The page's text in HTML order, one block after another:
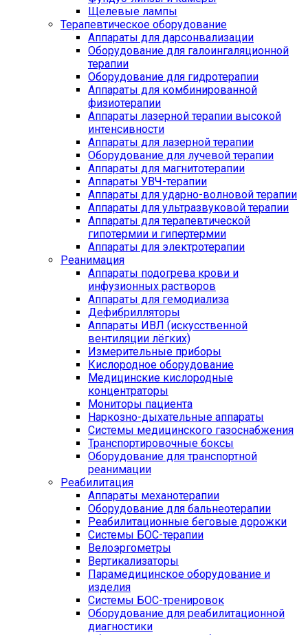
Щелевые лампы
Терапевтическое оборудование
Аппараты для дарсонвализации
Оборудование для галоингаляционной
терапии
Оборудование для гидротерапии
Аппараты для комбинированной
физиотерапии
Аппараты лазерной терапии высокой
интенсивности
Аппараты для лазерной терапии
Оборудование для лучевой терапии
Аппараты для магнитотерапии
Аппараты УВЧ-терапии
Аппараты для ударно-волновой терапии
Аппараты для ультразвуковой терапии
Аппараты для терапевтической
гипотермии и гипертермии
Аппараты для электротерапии
Реанимация
Аппараты подогрева крови и
инфузионных растворов
Аппараты для гемодиализа
Дефибрилляторы
Аппараты ИВЛ (искусственной
вентиляции лёгких)
Измерительные приборы
Кислородное оборудование
Медицинские кислородные
концентраторы
Мониторы пациента
Наркозно-дыхательные аппараты
Системы медицинского газоснабжения
Транспортировочные боксы
Оборудование для транспортной
реанимации
Реабилитация
Аппараты механотерапии
Оборудование для бальнеотерапии
Реабилитационные беговые дорожки
Системы БОС-терапии
Велоэргометры
Вертикализаторы
Парамедицинское оборудование и
изделия
Системы БОС-тренировок
Оборудование для реабилитационной
диагностики